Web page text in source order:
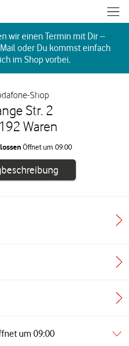
wir einen Termin mit Dir –
oder Du kommst einfach
im Shop vorbei.
Shop
Str. 2
Waren
Öffnet um 09:00
Link öffnet in
Tab
um 09:00